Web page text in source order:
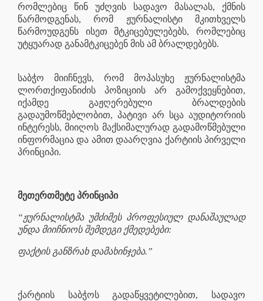
რომლებიც წინ უძღვის სადავო მასალას, ქმნის
წარმოდგენას, რომ ჟურნალისტი მკითხველს
წარმოუდგენს ისეთ მტკიცებულებებს, რომლებიც
უტყუარად განამტკიცებენ მის ამ ბრალდებებს.
საბჭო მიიჩნევს, რომ მოპასუხე ჟურნალისტმა
ლორთქიფანიძის პოზიციის არ გამოქვეყნებით,
იქამდე გაჟღერებული ბრალდების
გადაუმოწმებლობით, პატივი არ სცა აუდიტორიის
ინტერესს, მიიღოს მაქსიმალურად გადამოწმებული
ინფორმაცია და ამით დაარღვია ქარტიის პირველი
პრინციპი.
მეთერთმეტე პრინციპი
“ჟურნალისტმა უმძიმეს პროფესიულ დანაშაულად
უნდა მიიჩნიოს შემდეგი ქმედებები:
ფაქტის განზრახ დამახინჯება.”
ქარტიის საბჭოს გადაწყვეტილებით, სადავო